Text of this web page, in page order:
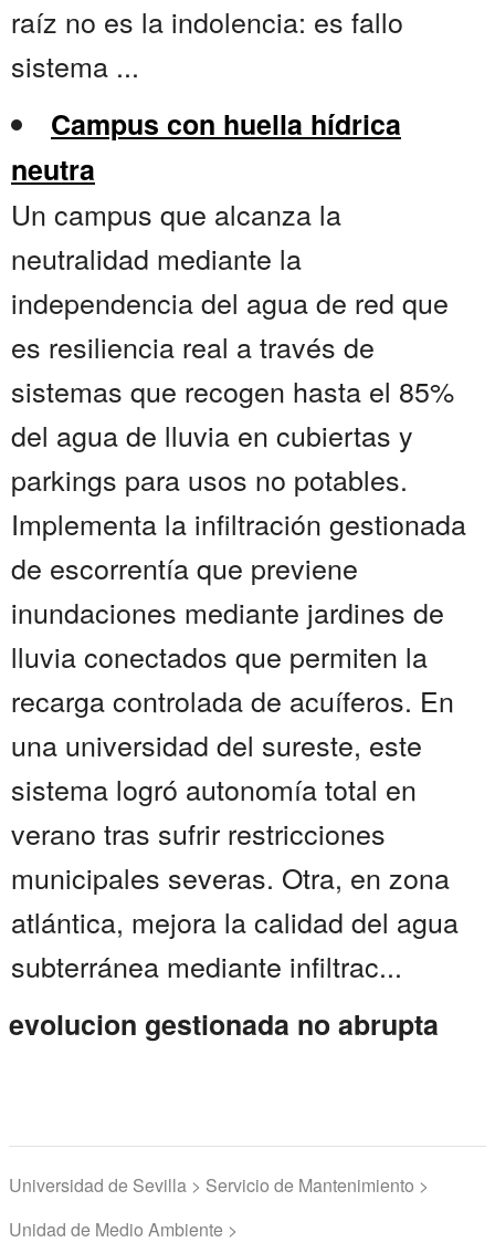
raíz no es la indolencia: es fallo
sistema ...
Campus con huella hídrica
neutra
Un campus que alcanza la
neutralidad mediante la
independencia del agua de red que
es resiliencia real a través de
sistemas que recogen hasta el 85%
del agua de lluvia en cubiertas y
parkings para usos no potables.
Implementa la infiltración gestionada
de escorrentía que previene
inundaciones mediante jardines de
lluvia conectados que permiten la
recarga controlada de acuíferos. En
una universidad del sureste, este
sistema logró autonomía total en
verano tras sufrir restricciones
municipales severas. Otra, en zona
atlántica, mejora la calidad del agua
subterránea mediante infiltrac...
evolucion gestionada no abrupta
Universidad de Sevilla > Servicio de Mantenimiento >
Unidad de Medio Ambiente >